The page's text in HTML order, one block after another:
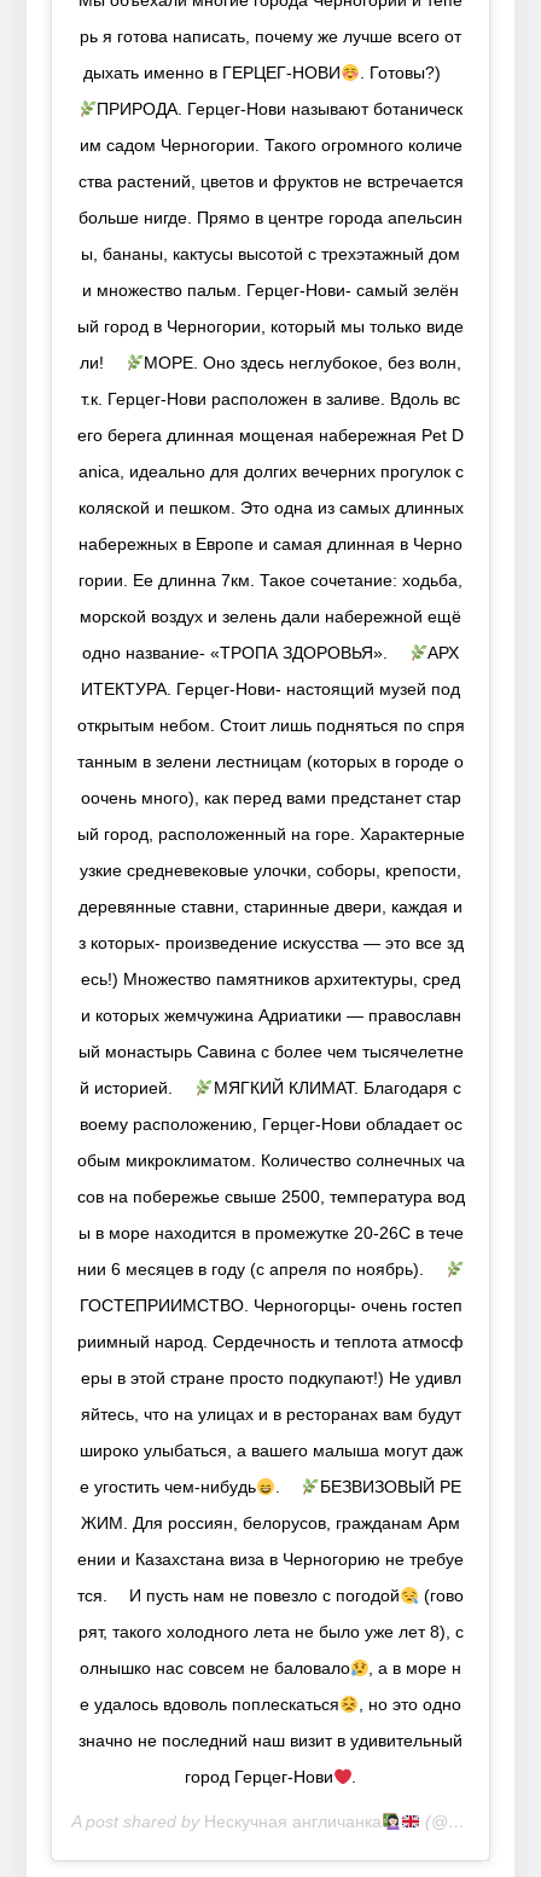
рь я готова написать, почему же лучше всего от
дыхать именно в ГЕРЦЕГ-НОВИ
. Готовы?) ⠀
ПРИРОДА. Герцег-Нови называют ботаническ
им садом Черногории. Такого огромного количе
ства растений, цветов и фруктов не встречается
больше нигде. Прямо в центре города апельсин
ы, бананы, кактусы высотой с трехэтажный дом
и множество пальм. Герцег-Нови- самый зелён
ый город в Черногории, который мы только виде
ли! ⠀
МОРЕ. Оно здесь неглубокое, без волн,
т.к. Герцег-Нови расположен в заливе. Вдоль вс
его берега длинная мощеная набережная Pet D
anica, идеально для долгих вечерних прогулок с
коляской и пешком. Это одна из самых длинных
набережных в Европе и самая длинная в Черно
гории. Ее длинна 7км. Такое сочетание: ходьба,
морской воздух и зелень дали набережной ещё
одно название- «ТРОПА ЗДОРОВЬЯ». ⠀
АРХ
ИТЕКТУРА. Герцег-Нови- настоящий музей под
открытым небом. Стоит лишь подняться по спря
танным в зелени лестницам (которых в городе о
оочень много), как перед вами предстанет стар
ый город, расположенный на горе. Характерные
узкие средневековые улочки, соборы, крепости,
деревянные ставни, старинные двери, каждая и
з которых- произведение искусства — это все зд
есь!) Множество памятников архитектуры, сред
и которых жемчужина Адриатики — православн
ый монастырь Савина с более чем тысячелетне
й историей. ⠀
МЯГКИЙ КЛИМАТ. Благодаря с
воему расположению, Герцег-Нови обладает ос
обым микроклиматом. Количество солнечных ча
сов на побережье свыше 2500, температура вод
ы в море находится в промежутке 20-26С в тече
нии 6 месяцев в году (с апреля по ноябрь). ⠀
ГОСТЕПРИИМСТВО. Черногорцы- очень гостеп
риимный народ. Сердечность и теплота атмосф
еры в этой стране просто подкупают!) Не удивл
яйтесь, что на улицах и в ресторанах вам будут
широко улыбаться, а вашего малыша могут даж
е угостить чем-нибудь
. ⠀
БЕЗВИЗОВЫЙ РЕ
ЖИМ. Для россиян, белорусов, гражданам Арм
ении и Казахстана виза в Черногорию не требуе
тся. ⠀ И пусть нам не повезло с погодой
(гово
рят, такого холодного лета не было уже лет 8), с
олнышко нас совсем не баловало
, а в море н
е удалось вдоволь поплескаться
, но это одно
значно не последний наш визит в удивительный
город Герцег-Нови
.
A post shared by Нескучная англичанка (@mama.english) on